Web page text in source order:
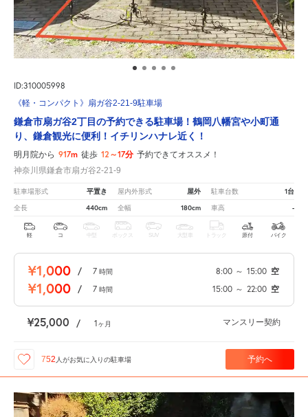
ID:310005998
《軽・コンパクト》扇ガ谷2-21-9駐車場
鎌倉市扇ガ谷2丁目の予約できる駐車場！鶴岡八幡宮や小町通
り、鎌倉観光に便利！イチリンハナレ近く！
明月院から 917m 徒歩 12～17分 予約できてオススメ！
神奈川県鎌倉市扇ガ谷2-21-9
駐車場形式 平置き 屋内外形式 屋外 駐車台数 1台
全長 440cm 全幅 180cm 車高 -
軽 コ 中型 ボックス SUV 大型車 トラック 原付 バイク
¥1,000 / 7 時間 8:00 ～ 15:00 空
¥1,000 / 7 時間 15:00 ～ 22:00 空
¥25,000 / 1ヶ月 マンスリー契約
752 人がお気に入りの駐車場 予約へ